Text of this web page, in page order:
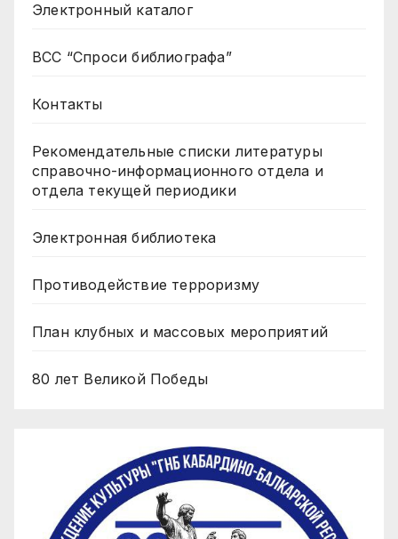
Электронный каталог
ВСС “Спроси библиографа”
Контакты
Рекомендательные списки литературы
справочно-информационного отдела и
отдела текущей периодики
Электронная библиотека
Противодействие терроризму
План клубных и массовых мероприятий
80 лет Великой Победы